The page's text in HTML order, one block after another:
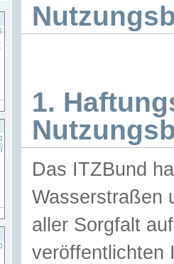
1.
Das ITZBund
Wasserstraßen
aller Sorgfalt
veröffentlichten